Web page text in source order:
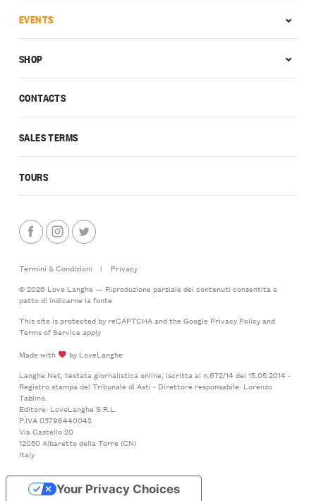
CONTACTS
SALES TERMS
TOURS
EVENTS
SHOP
Termini & Condizioni |
Privacy
© 2026 Love Langhe — Riproduzione parziale dei contenuti consentita a
patto di indicarne la fonte
This site is protected by reCAPTCHA and the Google Privacy Policyand
Terms of Serviceapply
Made with
by LoveLanghe
Langhe.Net, testata giornalistica online, iscritta al n.672/14 del 15.05.2014 -
Registro stampa del Tribunale di Asti - Direttore responsabile: Lorenzo
Tablino.
Editore: LoveLanghe S.R.L.
P.IVA 03796440042
Via Castello 20
12050 Albaretto della Torre (CN)
Italy
Your Privacy Choices